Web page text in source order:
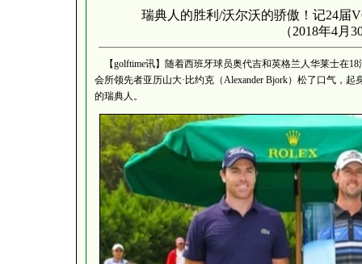
瑞典人的胜利/沃尔沃的骄傲！记24届
（2018年4月
【golftime讯】随着西班牙球员奥代吉和英格兰人华莱士在
会所领先者亚历山大·比约克（Alexander Bjork）松了口气，
的瑞典人。